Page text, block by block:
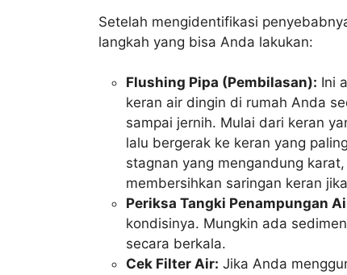
Setelah mengidentifikasi
langkah yang bisa Anda lakukan:
Flushing Pipa (Pembilasan): Ini
keran air dingin di rumah Anda
sampai jernih. Mulai dari keran
lalu bergerak ke keran yang
stagnan yang mengandung
membersihkan saringan keran
Periksa Tangki Penampungan
kondisinya. Mungkin ada
secara berkala.
Cek Filter Air: Jika Anda